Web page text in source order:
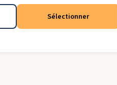
Sélectionner